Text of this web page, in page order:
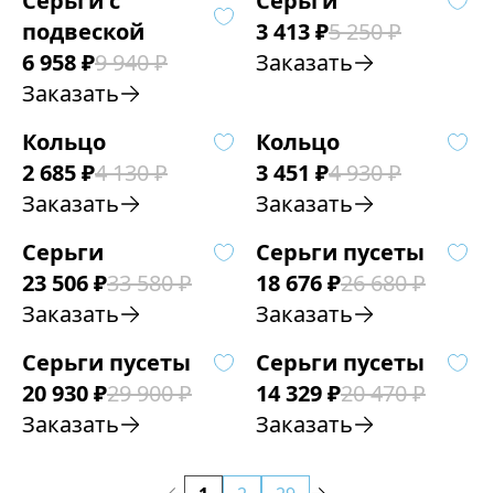
подвеской
6 958₽9 940₽
Заказать
3 413₽5 250₽
Заказать
Кольцо
2 685₽4 130₽
Заказать
Кольцо
3 451 ₽4 930₽
Заказать
Серьги
23 506₽33 580₽
Заказать
Серьги пусеты
18 676₽26 680₽
Заказать
Серьги пусеты
20 930₽29 900₽
Заказать
Серьги пусеты
14 329₽20 470₽
Заказать